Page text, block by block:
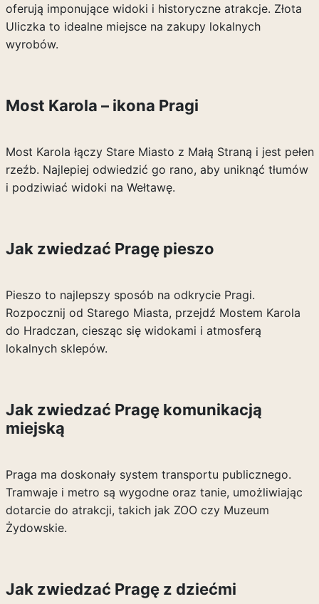
oferują imponujące widoki i historyczne atrakcje. Złota
Uliczka to idealne miejsce na zakupy lokalnych
wyrobów.
Most Karola – ikona Pragi
Most Karola łączy Stare Miasto z Małą Straną i jest pełen
rzeźb. Najlepiej odwiedzić go rano, aby uniknąć tłumów
i podziwiać widoki na Wełtawę.
Jak zwiedzać Pragę pieszo
Pieszo to najlepszy sposób na odkrycie Pragi.
Rozpocznij od Starego Miasta, przejdź Mostem Karola
do Hradczan, ciesząc się widokami i atmosferą
lokalnych sklepów.
Jak zwiedzać Pragę komunikacją
miejską
Praga ma doskonały system transportu publicznego.
Tramwaje i metro są wygodne oraz tanie, umożliwiając
dotarcie do atrakcji, takich jak ZOO czy Muzeum
Żydowskie.
Jak zwiedzać Pragę z dziećmi